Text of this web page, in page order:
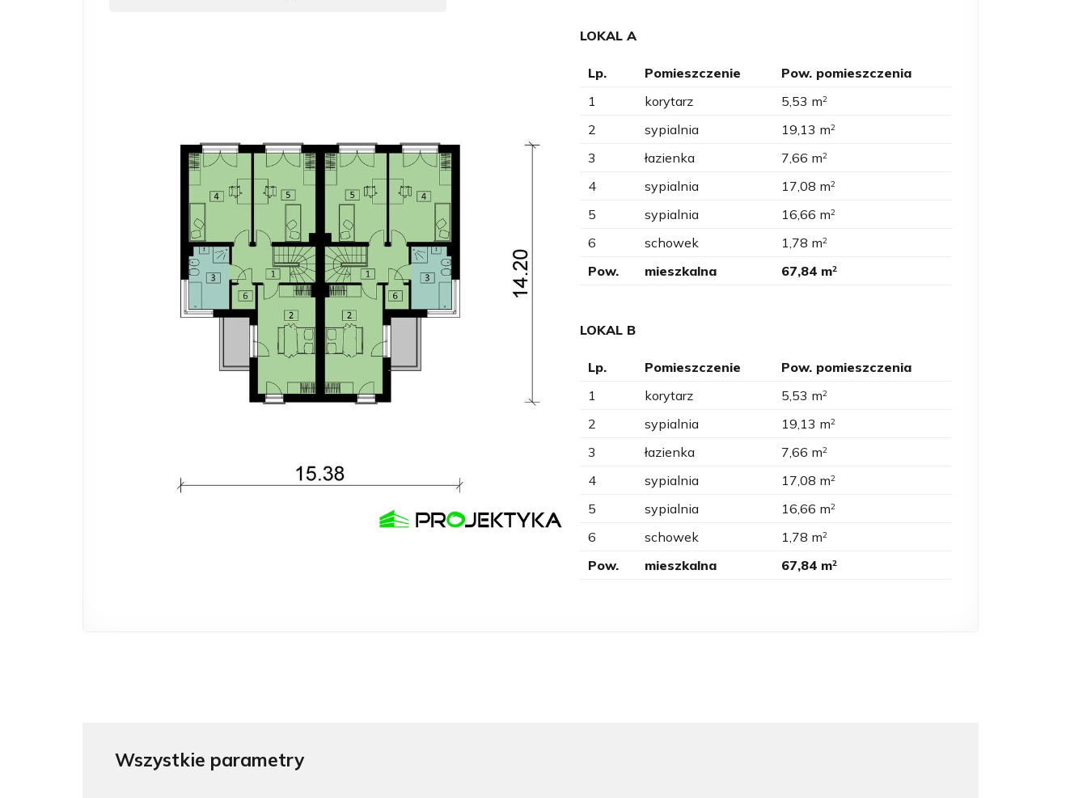
LOKAL A
Lp. Pomieszczenie
Pow. pomieszczenia
1
korytarz 5,53 m2
2 sypialnia 19,13 m2
3 łazienka 7,66 m2
4 sypialnia 17,08 m2
5 sypialnia 16,66 m2
6 schowek 1,78 m2
Pow. mieszkalna 67,84 m2
LOKAL B
Lp. Pomieszczenie
Pow. pomieszczenia
1
korytarz 5,53 m2
2 sypialnia 19,13 m2
3 łazienka 7,66 m2
4 sypialnia 17,08 m2
5 sypialnia 16,66 m2
6 schowek 1,78 m2
Pow. mieszkalna 67,84 m2
Wszystkie parametry